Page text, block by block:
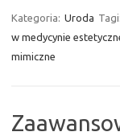
Kategoria: Uroda Tagi:
w medycynie
mimiczne